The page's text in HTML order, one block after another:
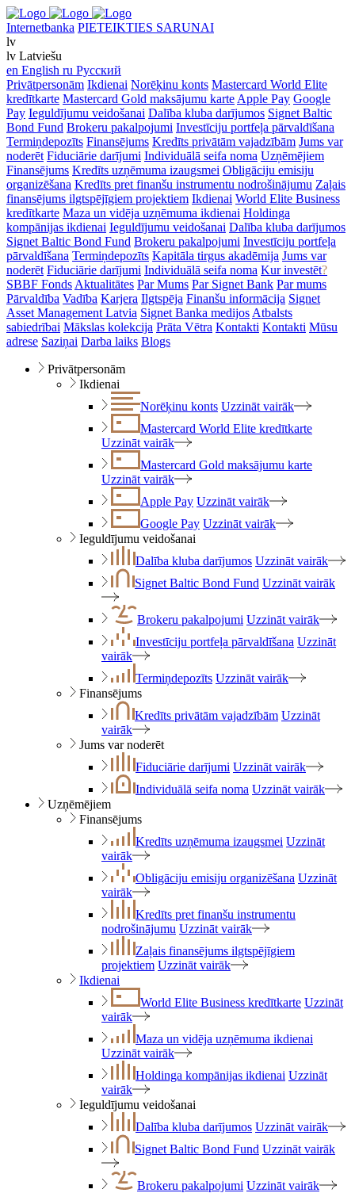
Internetbanka PIETEIKTIES SARUNAI
lv
lv Latviešu
en English ru Русский
Privātpersonām Ikdienai Norēķinu konts Mastercard World Elite
kredītkarte Mastercard Gold maksājumu karte Apple Pay Google
Pay Ieguldījumu veidošanai Dalība kluba darījumos Signet Baltic
Bond Fund Brokeru pakalpojumi Investīciju portfeļa pārvaldīšana
Termiņdepozīts Finansējums Kredīts privātām vajadzībām Jums var
noderēt Fiduciārie darījumi Individuālā seifa noma Uzņēmējiem
Finansējums Kredīts uzņēmuma izaugsmei Obligāciju emisiju
organizēšana Kredīts pret finanšu instrumentu nodrošinājumu Zaļais
finansējums ilgtspējīgiem projektiem Ikdienai World Elite Business
kredītkarte Maza un vidēja uzņēmuma ikdienai Holdinga
kompānijas ikdienai Ieguldījumu veidošanai Dalība kluba darījumos
Signet Baltic Bond Fund Brokeru pakalpojumi Investīciju portfeļa
pārvaldīšana Termiņdepozīts Kapitāla tirgus akadēmija Jums var
noderēt Fiduciārie darījumi Individuālā seifa noma Kur investēt?
SBBF Fonds Aktualitātes Par Mums Par Signet Bank Par mums
Pārvaldība Vadība Karjera Ilgtspēja Finanšu informācija Signet
Asset Management Latvia Signet Banka medijos Atbalsts
sabiedrībai Mākslas kolekcija Prāta Vētra Kontakti Kontakti Mūsu
adrese Saziņai Darba laiks Blogs
Privātpersonām
Ikdienai
Norēķinu konts Uzzināt vairāk
Mastercard World Elite kredītkarte
Uzzināt vairāk
Mastercard Gold maksājumu karte
Uzzināt vairāk
Apple Pay Uzzināt vairāk
Google Pay Uzzināt vairāk
Ieguldījumu veidošanai
Dalība kluba darījumos Uzzināt vairāk
Signet Baltic Bond Fund Uzzināt vairāk
Brokeru pakalpojumi Uzzināt vairāk
Investīciju portfeļa pārvaldīšana Uzzināt
vairāk
Termiņdepozīts Uzzināt vairāk
Finansējums
Kredīts privātām vajadzībām Uzzināt
vairāk
Jums var noderēt
Fiduciārie darījumi Uzzināt vairāk
Individuālā seifa noma Uzzināt vairāk
Uzņēmējiem
Finansējums
Kredīts uzņēmuma izaugsmei Uzzināt
vairāk
Obligāciju emisiju organizēšana Uzzināt
vairāk
Kredīts pret finanšu instrumentu
nodrošinājumu Uzzināt vairāk
Zaļais finansējums ilgtspējīgiem
projektiem Uzzināt vairāk
Ikdienai
World Elite Business kredītkarte Uzzināt
vairāk
Maza un vidēja uzņēmuma ikdienai
Uzzināt vairāk
Holdinga kompānijas ikdienai Uzzināt
vairāk
Ieguldījumu veidošanai
Dalība kluba darījumos Uzzināt vairāk
Signet Baltic Bond Fund Uzzināt vairāk
Brokeru pakalpojumi Uzzināt vairāk